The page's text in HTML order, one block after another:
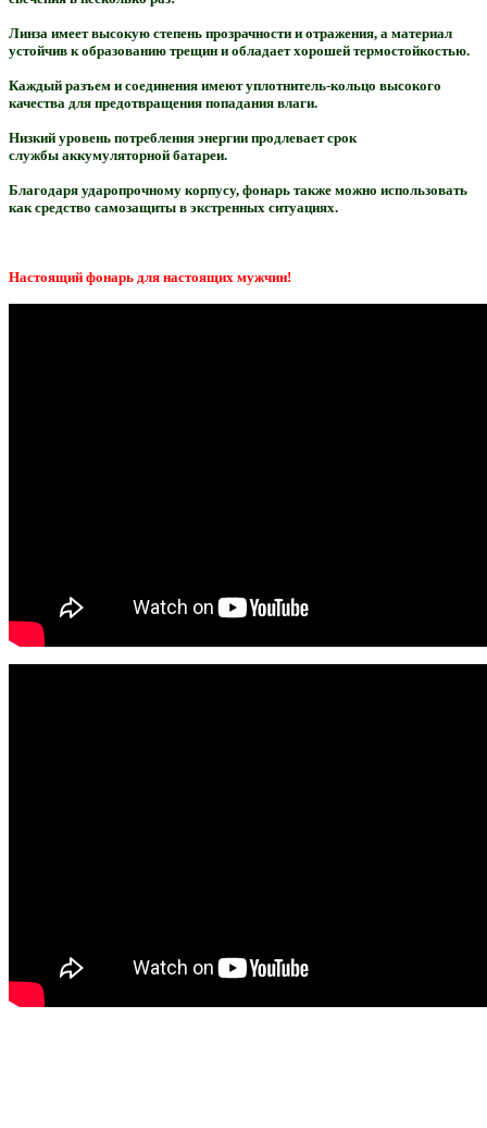
Линза имеет высокую степень прозрачности и отражения, а материал
устойчив к образованию трещин и обладает хорошей термостойкостью.
Каждый разъем и соединения имеют уплотнитель-кольцо высокого
качества для предотвращения попадания влаги.
Низкий уровень потребления энергии продлевает срок
службы аккумуляторной батареи.
Благодаря ударопрочному корпусу, фонарь также можно использовать
как средство самозащиты в экстренных ситуациях.
Настоящий фонарь для настоящих мужчин!